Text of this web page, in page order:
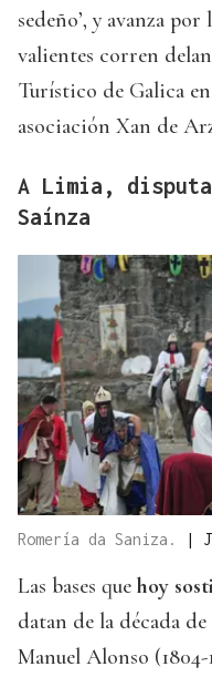
sedeño’, y avanza
valientes corren
Turístico de Galica
asociación Xan de
A Limia,
Saínza
Romería da Saniza. |
Las bases que hoy
datan de la década
Manuel Alonso